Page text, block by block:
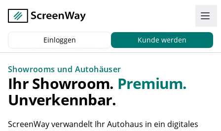
Einloggen Kunde werden
Zurück|Start Einsatzgebiete Autohaus
Showrooms und Autohäuser
Ihr Showroom. Premium.
Unverkennbar.
ScreenWay verwandelt Ihr Autohaus in ein digitales